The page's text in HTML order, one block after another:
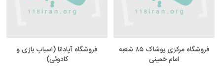
فروشگاه مرکزی پوشاک ۸۵ شعبه
امام خمینی
فروشگاه آپادانا (اسباب بازی و
کادوئی)